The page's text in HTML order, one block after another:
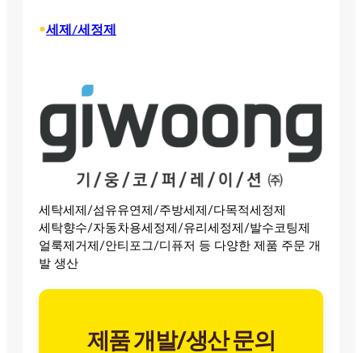
•세제/세정제
세탁세제/섬유유연제/주방세제/다목적세정제
세탁향수/자동차용세정제/유리세정제/발수코팅제
얼룩제거제/안티포그/디퓨저 등 다양한 제품 주문 개
발 생산
제품 개발/생산 문의